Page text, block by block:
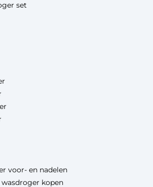
set
voor- en nadelen
kopen